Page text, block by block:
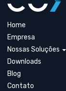
Home
Empresa
Nossas Soluções
Downloads
Blog
Contato